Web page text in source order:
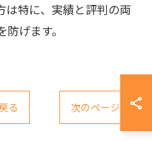
は特に、実績と評判の両
げます。
る 次のページ >